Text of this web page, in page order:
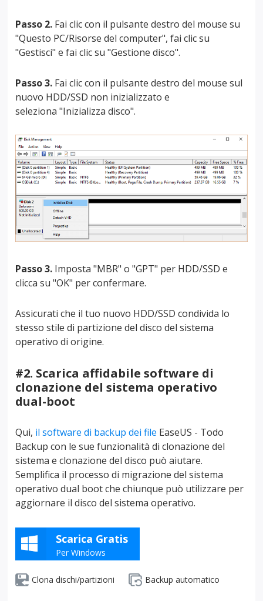
Passo 2. Fai clic con il pulsante destro del mouse su
"Questo PC/Risorse del computer", fai clic su
"Gestisci" e fai clic su "Gestione disco".
Passo 3. Fai clic con il pulsante destro del mouse sul
nuovo HDD/SSD non inizializzato e
seleziona "Inizializza disco".
Passo 3. Imposta "MBR" o "GPT" per HDD/SSD e
clicca su "OK" per confermare.
Assicurati che il tuo nuovo HDD/SSD condivida lo
stesso stile di partizione del disco del sistema
operativo di origine.
#2. Scarica affidabile software di
clonazione del sistema operativo
dual-boot
Qui, il software di backup dei file EaseUS - Todo
Backup con le sue funzionalità di clonazione del
sistema e clonazione del disco può aiutare.
Semplifica il processo di migrazione del sistema
operativo dual boot che chiunque può utilizzare per
aggiornare il disco del sistema operativo.
Scarica Gratis
Per Windows
Clona dischi/partizioni Backup automatico